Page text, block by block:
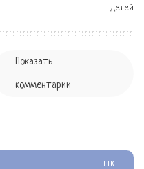
детей
Показать
комментарии
LIKE